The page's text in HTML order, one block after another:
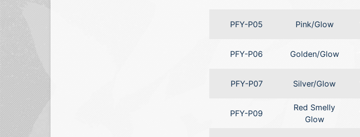
PFY-P05 Pink/Glow
PFY-P06 Golden/Glow
PFY-P07 Silver/Glow
PFY-P09
Red Smelly
Glow